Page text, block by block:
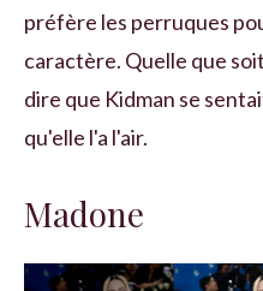
préfère les perruques
caractère. Quelle que
dire que Kidman se
qu'elle l'a l'air.
Madone